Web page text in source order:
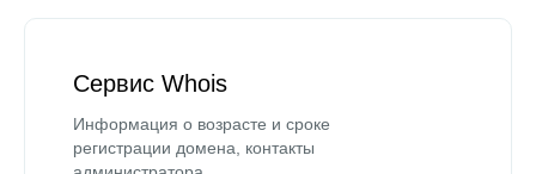
Сервис Whois
Информация о возрасте и сроке
регистрации домена, контакты